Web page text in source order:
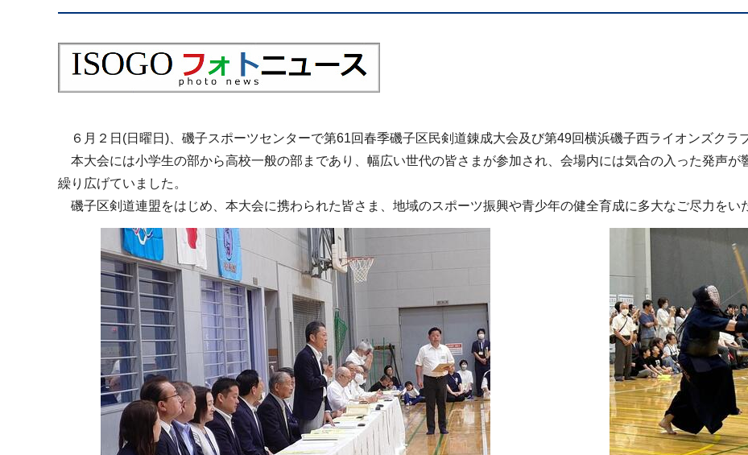
６月２日(日曜日)、磯子スポーツセンターで第61回春季磯子区民剣道錬成大会及び第49回横浜磯子西ライオンズクラ
本大会には小学生の部から高校一般の部まであり、幅広い世代の皆さまが参加され、会場内には気合の入った発声が
繰り広げていました。
磯子区剣道連盟をはじめ、本大会に携わられた皆さま、地域のスポーツ振興や青少年の健全育成に多大なご尽力をい